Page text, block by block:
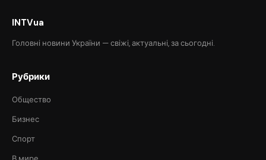
INTVua
Головні новини України — свіжі, актуальні, за сьогодні.
Рубрики
Общество
Бизнес
Спорт